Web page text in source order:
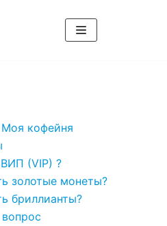
Моя кофейня
(VIP) ?
золотые монеты?
бриллианты?